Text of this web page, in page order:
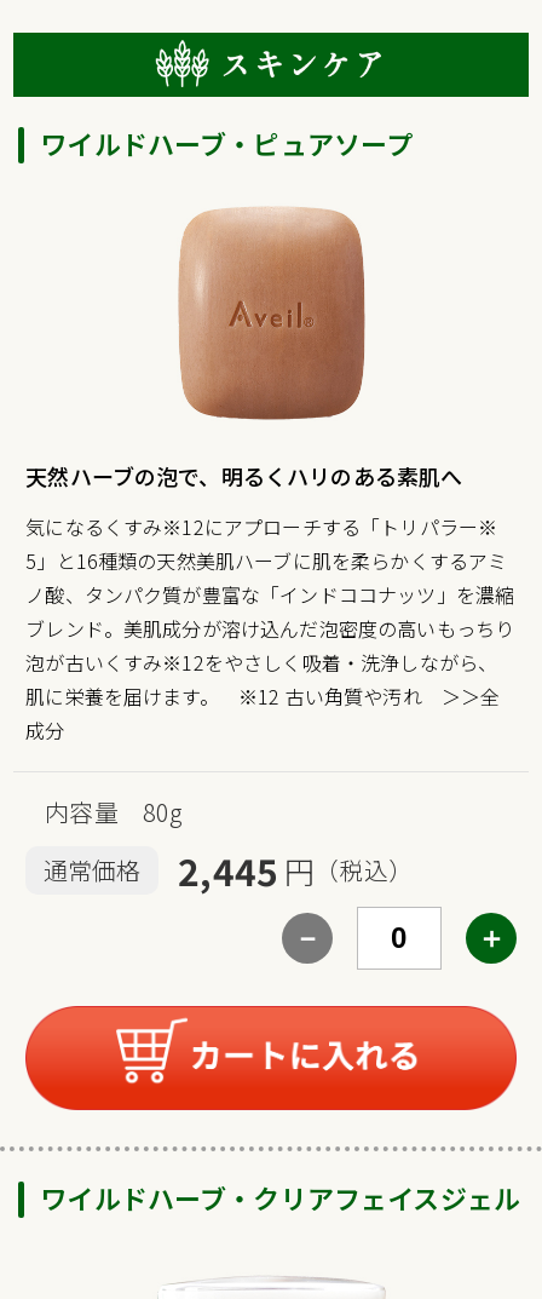
ワイルドハーブ・ピュアソープ
天然ハーブの泡で、明るくハリのある素肌へ
気になるくすみ※12にアプローチする「トリパラー※
5」と16種類の天然美肌ハーブに肌を柔らかくするアミ
ノ酸、タンパク質が豊富な「インドココナッツ」を濃縮
ブレンド。美肌成分が溶け込んだ泡密度の高いもっちり
泡が古いくすみ※12をやさしく吸着・洗浄しながら、
肌に栄養を届けます。 ※12 古い角質や汚れ ＞＞全
成分
内容量 80g
通常価格
2,445 円 （税込）
－ ＋
ワイルドハーブ・クリアフェイスジェル